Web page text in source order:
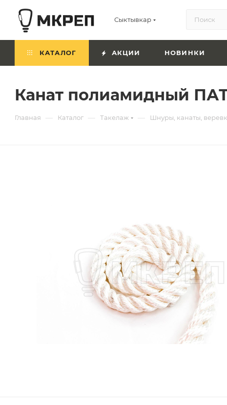
Сыктывкар
КАТАЛОГ АКЦИИ НОВИНКИ
Канат полиамидный
Главная — Каталог — Такелаж — Шнуры, канаты,